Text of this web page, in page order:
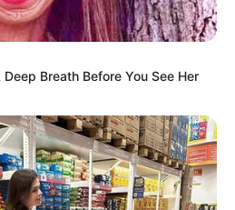
Breath Before You See Her